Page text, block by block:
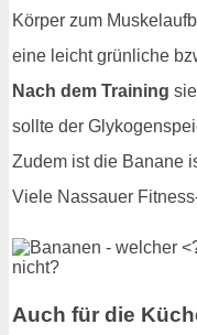
Körper zum
eine leicht grünliche
Nach dem Training
sollte der
Zudem ist die Banane
Viele Nassauer
Auch für die